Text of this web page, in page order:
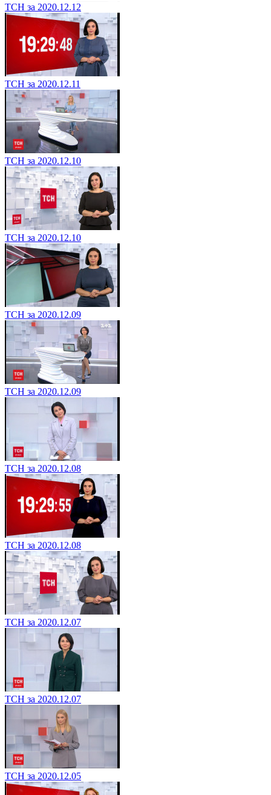
ТСН за 2020.12.12
ТСН за 2020.12.11
ТСН за 2020.12.10
ТСН за 2020.12.10
ТСН за 2020.12.09
ТСН за 2020.12.09
ТСН за 2020.12.08
ТСН за 2020.12.08
ТСН за 2020.12.07
ТСН за 2020.12.07
ТСН за 2020.12.05